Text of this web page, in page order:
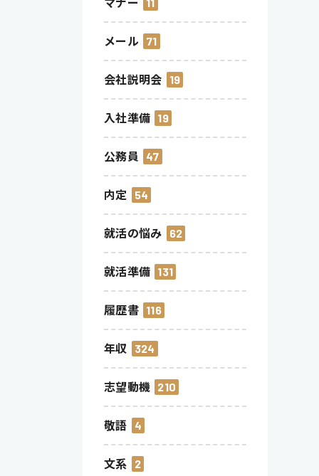
メール 71
会社説明会 19
入社準備 19
公務員 47
内定 54
就活の悩み 62
就活準備 131
履歴書 116
年収 324
志望動機 210
敬語 4
文系 2